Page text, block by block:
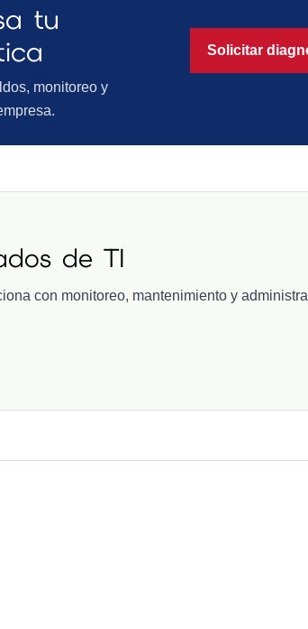
tu
monitoreo y
Solicitar
de TI
con monitoreo, mantenimiento y